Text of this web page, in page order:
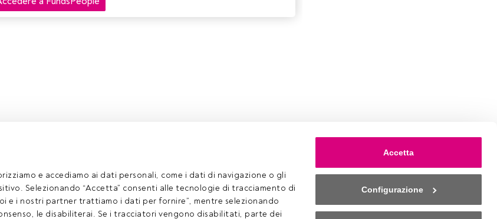
e accediamo ai dati personali, come i dati di navigazione o gli
Selezionando “Accetta” consenti alle tecnologie di tracciamento di
e i nostri partner trattiamo i dati per fornire”, mentre selezionando
le disabiliterai. Se i tracciatori vengono disabilitati, parte dei
Accetta
Configurazione